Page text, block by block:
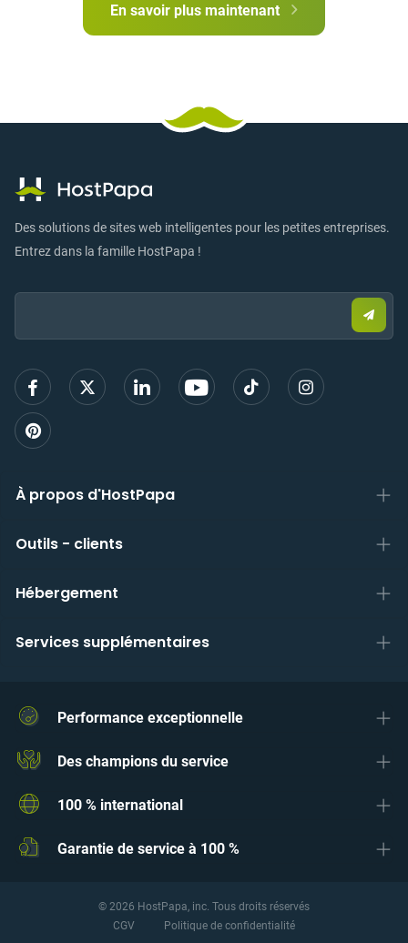
En savoir plus maintenant
Des solutions de sites web intelligentes pour les petites entreprises.
Entrez dans la famille HostPapa !
Email:
un
mail
À propos d'HostPapa
Outils - clients
Hébergement
Services supplémentaires
Performance exceptionnelle
Des champions du service
100 % international
Garantie de service à 100 %
© 2026 HostPapa, inc. Tous droits réservés
CGV
Politique de confidentialité